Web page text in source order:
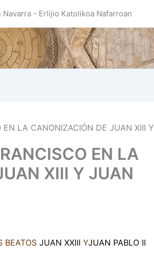
- Erlijio Katolikoa Nafarroan
EN LA CANONIZACIÓN DE JUAN XIII Y
EN LA
XIII Y JUAN
BEATOS JUAN XXIII YJUAN PABLO II